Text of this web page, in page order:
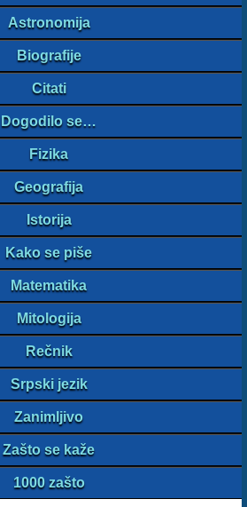
Astronomija
Biografije
Citati
Dogodilo se…
Fizika
Geografija
Istorija
Kako se piše
Matematika
Mitologija
Rečnik
Srpski jezik
Zanimljivo
Zašto se kaže
1000 zašto